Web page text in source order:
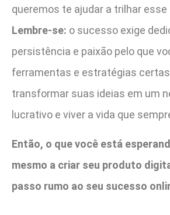
queremos te ajudar a trilhar esse
Lembre-se: o sucesso exige
persistência e paixão pelo que
ferramentas e estratégias
transformar suas ideias em um
lucrativo e viver a vida que
Então, o que você está
mesmo a criar seu produto
passo rumo ao seu sucesso